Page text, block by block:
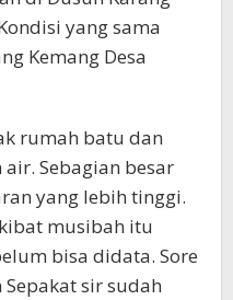
yang sama
Kemang Desa
rumah batu dan
Sebagian besar
yang lebih tinggi.
musibah itu
bisa didata. Sore
sir sudah